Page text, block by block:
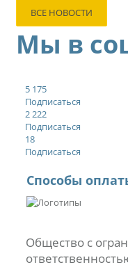
ВСЕ НОВОСТИ
Мы в
5 175
Подписаться
2 222
Подписаться
18
Подписаться
Способы
Общество с